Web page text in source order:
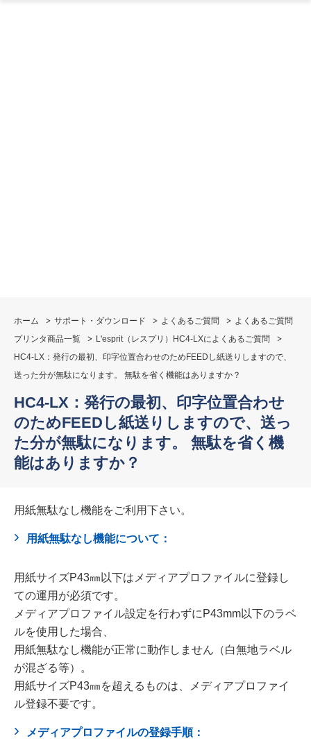
ホーム サポート・ダウンロード よくあるご質問
よくあるご質問
プリンタ商品一覧
L'esprit（レスプリ）HC4-LXによくあるご質問
HC4-LX：発行の最初、印字位置合わせのためFEEDし紙送りしますので、
送った分が無駄になります。 無駄を省く機能はありますか？
HC4-LX：発行の最初、印字位置合わせ
のためFEEDし紙送りしますので、送っ
た分が無駄になります。 無駄を省く機
能はありますか？
用紙無駄なし機能をご利用下さい。
用紙無駄なし機能について：
用紙サイズP43㎜以下はメディアプロファイルに登録し
ての運用が必須です。
メディアプロファイル設定を行わずにP43mm以下のラベ
ルを使用した場合、
用紙無駄なし機能が正常に動作しません（白無地ラベル
が混ざる等）。
用紙サイズP43㎜を超えるものは、メディアプロファイ
ル登録不要です。
メディアプロファイルの登録手順：